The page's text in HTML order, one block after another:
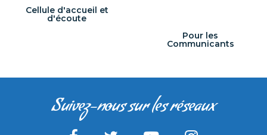
Cellule d'accueil et
d'écoute
Pour les
Communicants
Suivez-nous sur les réseaux